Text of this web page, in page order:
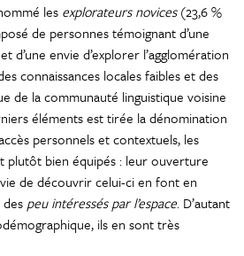
les explorateurs novices(23,6 %
de personnes témoignant d’une
d’une envie d’explorer l’agglomération
connaissances locales faibles et des
de la communauté linguistique voisine
éléments est tirée la dénomination
personnels et contextuels, les
plutôt bien équipés : leur ouverture
de découvrir celui-ci en font en
peu intéressés par l’espace. D’autant
ils en sont très